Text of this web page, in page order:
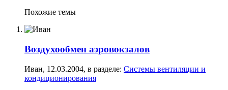
Похожие темы
Воздухообмен аэровокзалов
Иван, 12.03.2004, в разделе: Системы вентиляции и
кондиционирования